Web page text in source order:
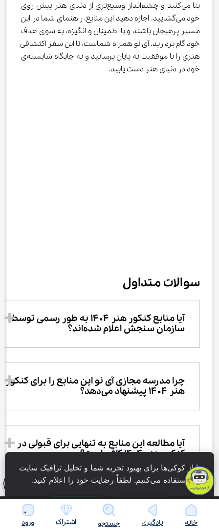
بنا می‌کنید و چشم‌انداز وسیع‌تری از دنیای هنر پیش روی
خود می‌گشایید. اجازه دهید این منابع، راهنمای شما در این
مسیر پرهیجان باشند و با اطمینان و انگیزه، به سوی هدف
خود گام بردارید. آی نو همراه شماست، تا این سفر اکتشافی
هنری را با موفقیت به پایان برسانید و به جایگاه شایسته‌ی
خود در دنیای هنر دست یابید.
سوالات متداول
آیا منابع کنکور هنر ۱۴۰۴ به طور رسمی توسط
سازمان سنجش اعلام شده‌اند؟
چرا مدرسه مجازی آی نو این منابع را برای کنکور
هنر ۱۴۰۴ پیشنهاد می‌دهد؟
آیا مطالعه این منابع به تنهایی برای قبولی در
کنکور هنر ۱۴۰۴ کافی است؟
خانه یادگیری جستجو اشتراک ورود
ما از کوکی‌ها برای بهبود تجربه شما و تحلیل ترافیک سایت
استفاده می‌کنیم. لطفاً رضایت خود را اعلام کنید.
فقط ضروری پذیرش همه